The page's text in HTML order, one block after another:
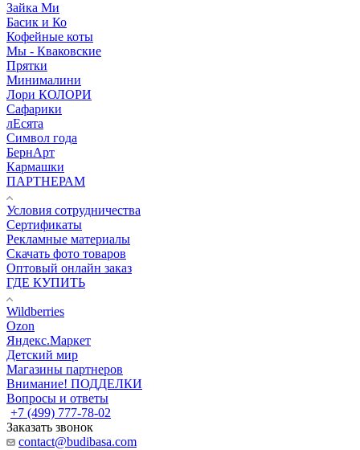
Зайка Ми
Басик и Ко
Кофейные коты
Мы - Кваковские
Прятки
Минималини
Лори КОЛОРИ
Сафарики
лЕсята
Символ года
БернАрт
Кармашки
ПАРТНЕРАМ
Условия сотрудничества
Сертификаты
Рекламные материалы
Скачать фото товаров
Оптовый онлайн заказ
ГДЕ КУПИТЬ
Wildberries
Ozon
Яндекс.Маркет
Детский мир
Магазины партнеров
Внимание! ПОДДЕЛКИ
Вопросы и ответы
+7 (499) 777-78-02
Заказать звонок
contact@budibasa.com